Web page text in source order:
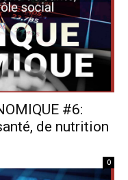
#6:
de nutrition
0